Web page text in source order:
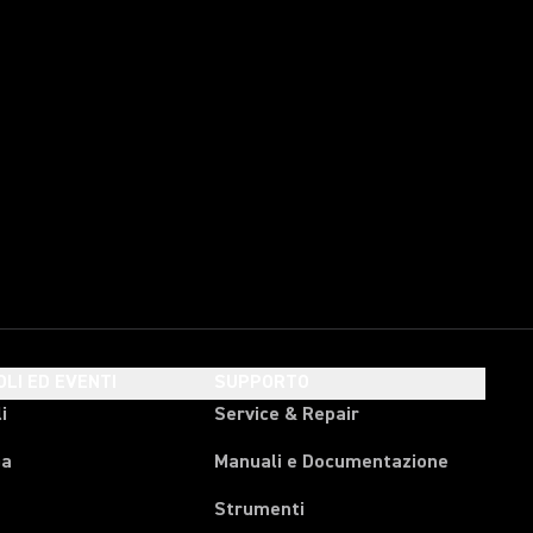
Service & Repair
Manuali e Documentazione
Strumenti